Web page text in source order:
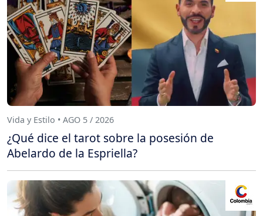
Vida y Estilo • AGO 5 / 2026
¿Qué dice el tarot sobre la posesión de
Abelardo de la Espriella?